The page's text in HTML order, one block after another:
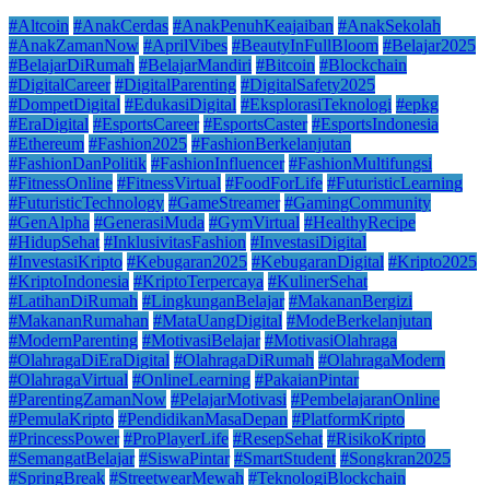
#Altcoin #AnakCerdas #AnakPenuhKeajaiban #AnakSekolah
#AnakZamanNow #AprilVibes #BeautyInFullBloom #Belajar2025
#BelajarDiRumah #BelajarMandiri #Bitcoin #Blockchain
#DigitalCareer #DigitalParenting #DigitalSafety2025
#DompetDigital #EdukasiDigital #EksplorasiTeknologi #epkg
#EraDigital #EsportsCareer #EsportsCaster #EsportsIndonesia
#Ethereum #Fashion2025 #FashionBerkelanjutan
#FashionDanPolitik #FashionInfluencer #FashionMultifungsi
#FitnessOnline #FitnessVirtual #FoodForLife #FuturisticLearning
#FuturisticTechnology #GameStreamer #GamingCommunity
#GenAlpha #GenerasiMuda #GymVirtual #HealthyRecipe
#HidupSehat #InklusivitasFashion #InvestasiDigital
#InvestasiKripto #Kebugaran2025 #KebugaranDigital #Kripto2025
#KriptoIndonesia #KriptoTerpercaya #KulinerSehat
#LatihanDiRumah #LingkunganBelajar #MakananBergizi
#MakananRumahan #MataUangDigital #ModeBerkelanjutan
#ModernParenting #MotivasiBelajar #MotivasiOlahraga
#OlahragaDiEraDigital #OlahragaDiRumah #OlahragaModern
#OlahragaVirtual #OnlineLearning #PakaianPintar
#ParentingZamanNow #PelajarMotivasi #PembelajaranOnline
#PemulaKripto #PendidikanMasaDepan #PlatformKripto
#PrincessPower #ProPlayerLife #ResepSehat #RisikoKripto
#SemangatBelajar #SiswaPintar #SmartStudent #Songkran2025
#SpringBreak #StreetwearMewah #TeknologiBlockchain